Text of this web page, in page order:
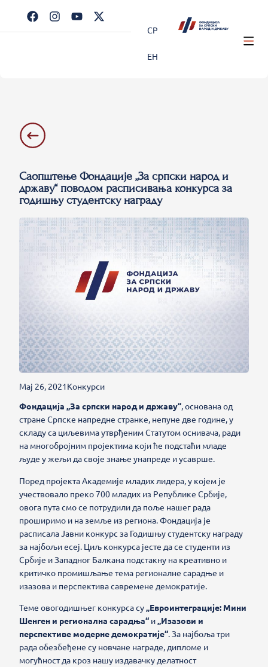
СР
ЕН
Саопштење Фондације „За српски народ и
државу“ поводом расписивања конкурса за
годишњу студентску награду
Мај 26, 2021Конкурси
Фондација „За српски народ и државу“, основана од
стране Српске напредне странке, непуне две године, у
складу са циљевима утврђеним Статутом оснивача, ради
на многобројним пројектима који ће подстаћи младе
људе у жељи да своје знање унапреде и усаврше.
Поред пројекта Академије младих лидера, у којем је
учествовало преко 700 младих из Републике Србије,
овога пута смо се потрудили да поље нашег рада
проширимо и на земље из региона. Фондација је
расписала Јавни конкурс за Годишњу студентску награду
за најбољи есеј. Циљ конкурса јесте да се студенти из
Србије и Западног Балкана подстакну на креативно и
критичко промишљање тема регионалне сарадње и
изазова и перспектива савремене демократије.
Теме овогодишњег конкурса су„Евроинтеграције: Мини
Шенген и регионална сарадња“ и„Изазови и
перспективе модерне демократије“. За најбоља три
радаобезбеђене су новчане награде, дипломе и
могућност да кроз нашу издавачку делатност